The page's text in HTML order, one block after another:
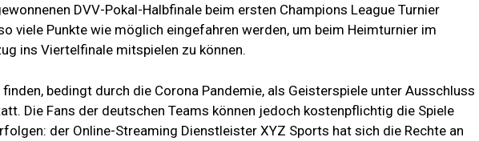
DVV-Pokal-Halbfinale beim ersten Champions League Turnier
viele Punkte wie möglich eingefahren werden, um beim Heimturnier im
ins Viertelfinale mitspielen zu können.
finden, bedingt durch die Corona Pandemie, als Geisterspiele unter Ausschluss
Die Fans der deutschen Teams können jedoch kostenpflichtig die Spiele
der Online-Streaming Dienstleister XYZ Sports hat sich die Rechte an